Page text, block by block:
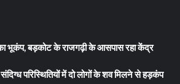
का भूकंप, बड़कोट के राजगढ़ी के आसपास रहा केंद्र
परिस्थितियों में दो लोगों के शव मिलने से हड़कंप